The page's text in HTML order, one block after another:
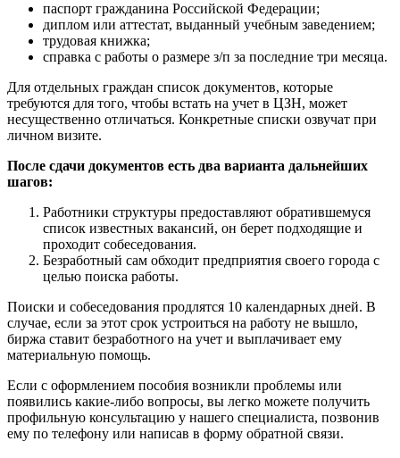
паспорт гражданина Российской Федерации;
диплом или аттестат, выданный учебным заведением;
трудовая книжка;
справка с работы о размере з/п за последние три месяца.
Для отдельных граждан список документов, которые
требуются для того, чтобы встать на учет в ЦЗН, может
несущественно отличаться. Конкретные списки озвучат при
личном визите.
После сдачи документов есть два варианта дальнейших
шагов:
Работники структуры предоставляют обратившемуся
список известных вакансий, он берет подходящие и
проходит собеседования.
Безработный сам обходит предприятия своего города с
целью поиска работы.
Поиски и собеседования продлятся 10 календарных дней. В
случае, если за этот срок устроиться на работу не вышло,
биржа ставит безработного на учет и выплачивает ему
материальную помощь.
Если с оформлением пособия возникли проблемы или
появились какие-либо вопросы, вы легко можете получить
профильную консультацию у нашего специалиста, позвонив
ему по телефону или написав в форму обратной связи.